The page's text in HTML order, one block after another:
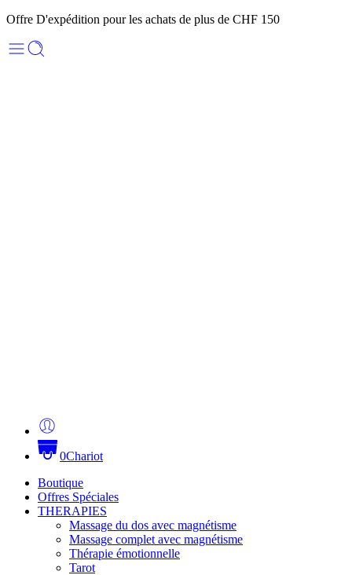
Offre D'expédition pour les achats de plus de CHF 150
0Chariot
Boutique
Offres Spéciales
THERAPIES
Massage du dos avec magnétisme
Massage complet avec magnétisme
Thérapie émotionnelle
Tarot